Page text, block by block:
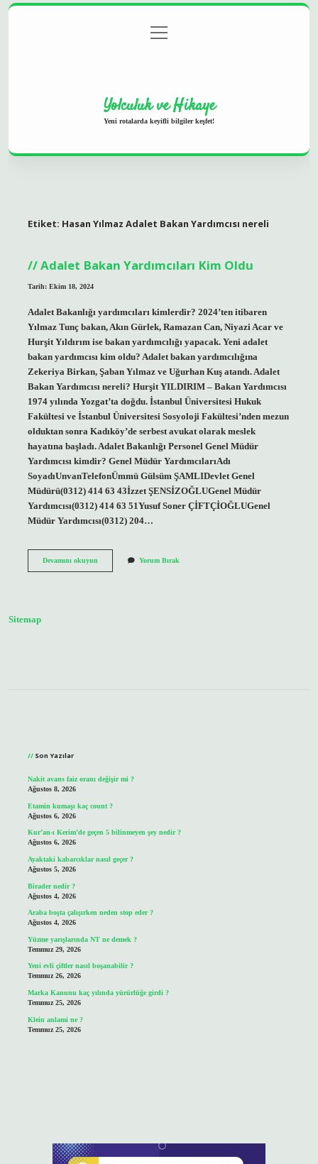
Gizlilik Politikası
menüyü
aç
Yolculuk ve Hikaye
Yeni rotalarda keyifli bilgiler keşfet!
Etiket: Hasan Yılmaz Adalet Bakan Yardımcısı nereli
Adalet Bakan Yardımcıları Kim Oldu
Tarih: Ekim 18, 2024
Adalet Bakanlığı yardımcıları kimlerdir? 2024’ten itibaren
Yılmaz Tunç bakan, Akın Gürlek, Ramazan Can, Niyazi Acar ve
Hurşit Yıldırım ise bakan yardımcılığı yapacak. Yeni adalet
bakan yardımcısı kim oldu? Adalet bakan yardımcılığına
Zekeriya Birkan, Şaban Yılmaz ve Uğurhan Kuş atandı. Adalet
Bakan Yardımcısı nereli? Hurşit YILDIRIM – Bakan Yardımcısı
1974 yılında Yozgat’ta doğdu. İstanbul Üniversitesi Hukuk
Fakültesi ve İstanbul Üniversitesi Sosyoloji Fakültesi’nden mezun
olduktan sonra Kadıköy’de serbest avukat olarak meslek
hayatına başladı. Adalet Bakanlığı Personel Genel Müdür
Yardımcısı kimdir? Genel Müdür YardımcılarıAdı
SoyadıUnvanTelefonÜmmü Gülsüm ŞAMLIDevlet Genel
Müdürü(0312) 414 63 43İzzet ŞENSİZOĞLUGenel Müdür
Yardımcısı(0312) 414 63 51Yusuf Soner ÇİFTÇİOĞLUGenel
Müdür Yardımcısı(0312) 204…
Devamını okuyunAdalet
Yorum Bırak
Sitemap
Son Yazılar
Nakit avans faiz oranı değişir mi ?
Ağustos 8, 2026
Etamin kumaşı kaç count ?
Ağustos 6, 2026
Kur’an-ı Kerim’de geçen 5 bilinmeyen şey nedir ?
Ağustos 6, 2026
Ayaktaki kabarcıklar nasıl geçer ?
Ağustos 5, 2026
Birader nedir ?
Ağustos 4, 2026
Araba boşta çalışırken neden stop eder ?
Ağustos 4, 2026
Yüzme yarışlarında NT ne demek ?
Temmuz 29, 2026
Yeni evli çiftler nasıl boşanabilir ?
Temmuz 26, 2026
Marka Kanunu kaç yılında yürürlüğe girdi ?
Temmuz 25, 2026
Klein anlami ne ?
Temmuz 25, 2026